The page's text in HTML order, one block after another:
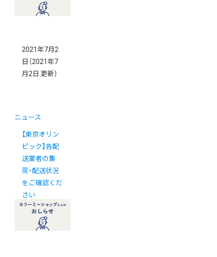
2021年7月2
日 （2021年7
月2日 更新）
ニュース
【東京オリン
ピック】各配
送業者の集
荷・配送状況
をご確認くだ
さい